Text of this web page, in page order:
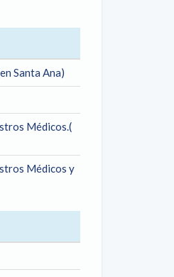
Santa Ana)
Médicos.(
Médicos y